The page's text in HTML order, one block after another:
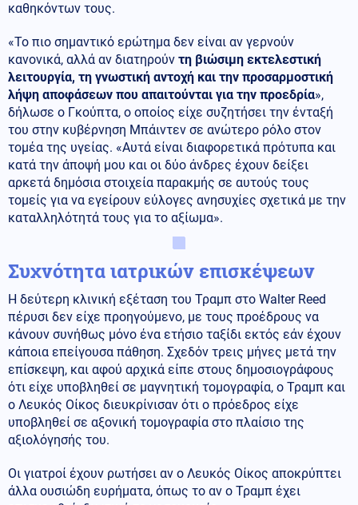
καθηκόντων τους.
«Το πιο σημαντικό ερώτημα δεν είναι αν γερνούν
κανονικά, αλλά αν διατηρούν τη βιώσιμη εκτελεστική
λειτουργία, τη γνωστική αντοχή και την προσαρμοστική
λήψη αποφάσεων που απαιτούνται για την προεδρία»,
δήλωσε ο Γκούπτα, ο οποίος είχε συζητήσει την ένταξή
του στην κυβέρνηση Μπάιντεν σε ανώτερο ρόλο στον
τομέα της υγείας. «Αυτά είναι διαφορετικά πρότυπα και
κατά την άποψή μου και οι δύο άνδρες έχουν δείξει
αρκετά δημόσια στοιχεία παρακμής σε αυτούς τους
τομείς για να εγείρουν εύλογες ανησυχίες σχετικά με την
καταλληλότητά τους για το αξίωμα».
Συχνότητα ιατρικών επισκέψεων
Η δεύτερη κλινική εξέταση του Τραμπ στο Walter Reed
πέρυσι δεν είχε προηγούμενο, με τους προέδρους να
κάνουν συνήθως μόνο ένα ετήσιο ταξίδι εκτός εάν έχουν
κάποια επείγουσα πάθηση. Σχεδόν τρεις μήνες μετά την
επίσκεψη, και αφού αρχικά είπε στους δημοσιογράφους
ότι είχε υποβληθεί σε μαγνητική τομογραφία, ο Τραμπ και
ο Λευκός Οίκος διευκρίνισαν ότι ο πρόεδρος είχε
υποβληθεί σε αξονική τομογραφία στο πλαίσιο της
αξιολόγησής του.
Οι γιατροί έχουν ρωτήσει αν ο Λευκός Οίκος αποκρύπτει
άλλα ουσιώδη ευρήματα, όπως το αν ο Τραμπ έχει